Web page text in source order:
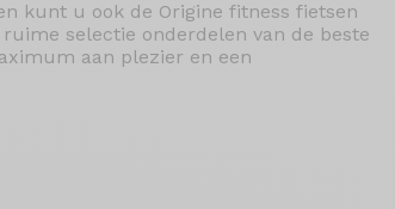
kunt u ook de Origine fitness fietsen
selectie onderdelen van de beste
aan plezier en een